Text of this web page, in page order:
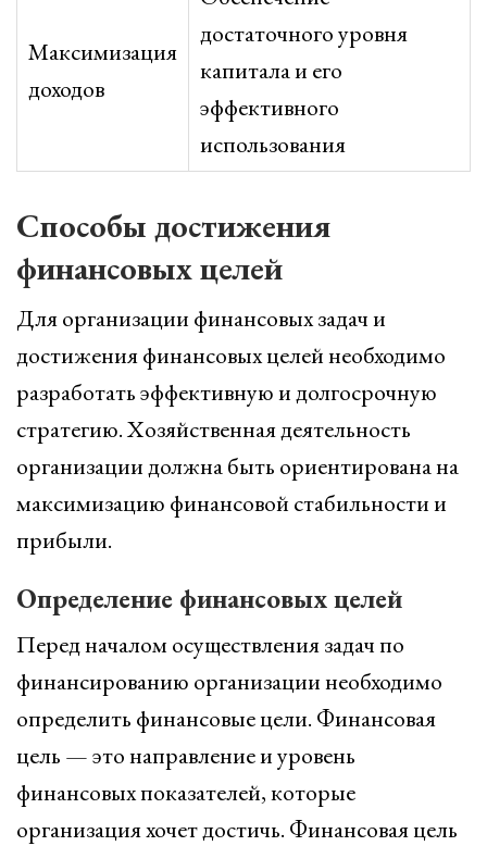
Максимизация
доходов
достаточного уровня
капитала и его
эффективного
использования
Способы достижения
финансовых целей
Для организации финансовых задач и
достижения финансовых целей необходимо
разработать эффективную и долгосрочную
стратегию. Хозяйственная деятельность
организации должна быть ориентирована на
максимизацию финансовой стабильности и
прибыли.
Определение финансовых целей
Перед началом осуществления задач по
финансированию организации необходимо
определить финансовые цели. Финансовая
цель — это направление и уровень
финансовых показателей, которые
организация хочет достичь. Финансовая цель